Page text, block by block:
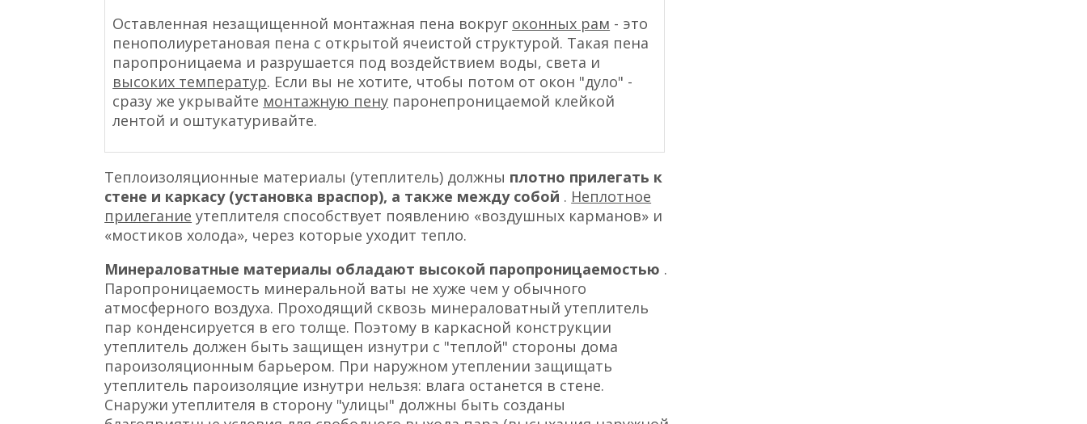
Оставленная незащищенной монтажная пена вокруг оконных рам - это
пенополиуретановая пена с открытой ячеистой структурой. Такая пена
паропроницаема и разрушается под воздействием воды, света и
высоких температур. Если вы не хотите, чтобы потом от окон "дуло" -
сразу же укрывайте монтажную пену паронепроницаемой клейкой
лентой и оштукатуривайте.
Теплоизоляционные материалы (утеплитель) должны плотно прилегать к
стене и каркасу (установка враспор), а также между собой . Неплотное
прилегание утеплителя способствует появлению «воздушных карманов» и
«мостиков холода», через которые уходит тепло.
Минераловатные материалы обладают высокой паропроницаемостью .
Паропроницаемость минеральной ваты не хуже чем у обычного
атмосферного воздуха. Проходящий сквозь минераловатный утеплитель
пар конденсируется в его толще. Поэтому в каркасной конструкции
утеплитель должен быть защищен изнутри с "теплой" стороны дома
пароизоляционным барьером. При наружном утеплении защищать
утеплитель пароизоляцие изнутри нельзя: влага останется в стене.
Снаружи утеплителя в сторону "улицы" должны быть созданы